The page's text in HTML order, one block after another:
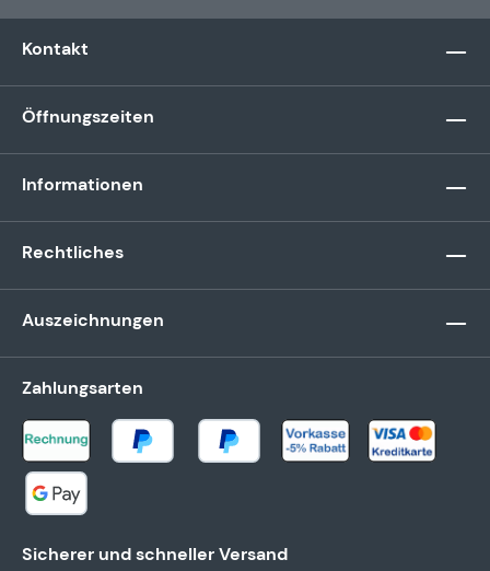
Kontakt
Öffnungszeiten
Informationen
Rechtliches
Auszeichnungen
Zahlungsarten
Sicherer und schneller Versand